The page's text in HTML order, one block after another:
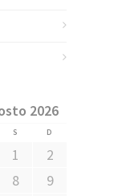
2026
S D
1
2
8
9